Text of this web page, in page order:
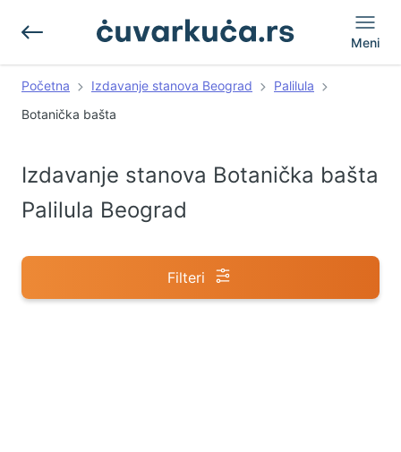
Meni
Početna Izdavanje stanova Beograd
Palilula
Botanička bašta
Izdavanje stanova Botanička bašta
Palilula Beograd
Filteri